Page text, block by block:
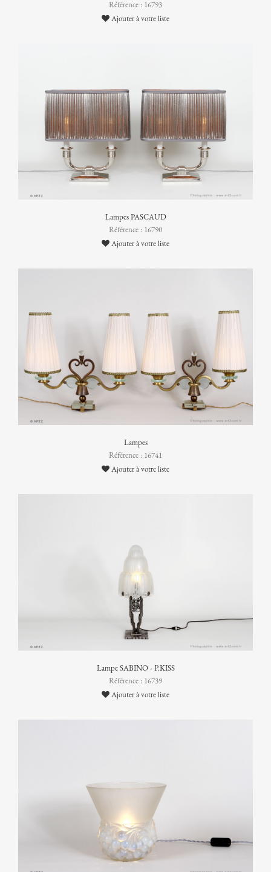
Référence : 16793
Ajouter à votre liste
Lampes PASCAUD
Référence : 16790
Ajouter à votre liste
Lampes
Référence : 16741
Ajouter à votre liste
Lampe SABINO - P.KISS
Référence : 16739
Ajouter à votre liste